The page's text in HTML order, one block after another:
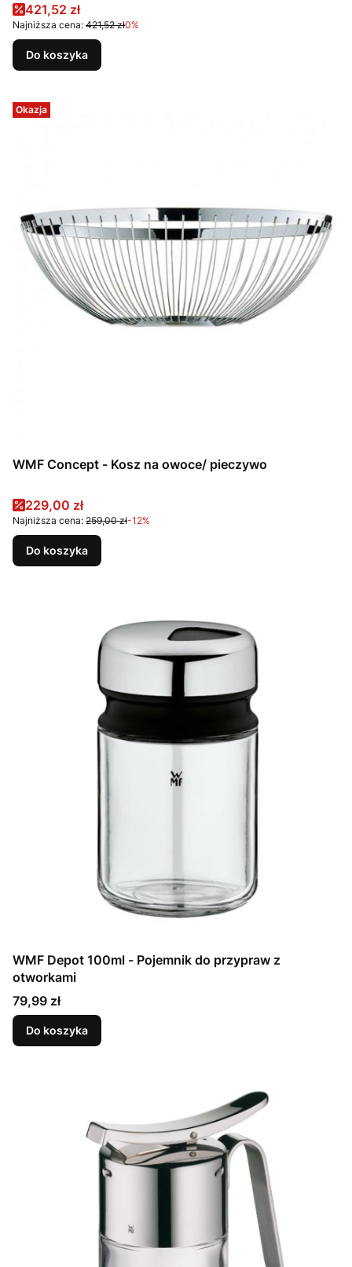
Cena promocyjna
421,52 zł
Najniższa cena: 421,52 zł0%
Do koszyka
Okazja
WMF Concept - Kosz na owoce/ pieczywo
Cena promocyjna
229,00 zł
Najniższa cena: 259,00 zł-12%
Do koszyka
WMF Depot 100ml - Pojemnik do przypraw z
otworkami
Cena
79,99 zł
Do koszyka